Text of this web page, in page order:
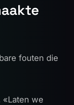
fouten die
«Laten we